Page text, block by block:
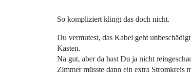
So kompliziert klingt das doch nicht.
Du vermutest, das Kabel geht
Kasten.
Na gut, aber da hast Du ja nicht
Zimmer müsste dann ein extra Stromkreis